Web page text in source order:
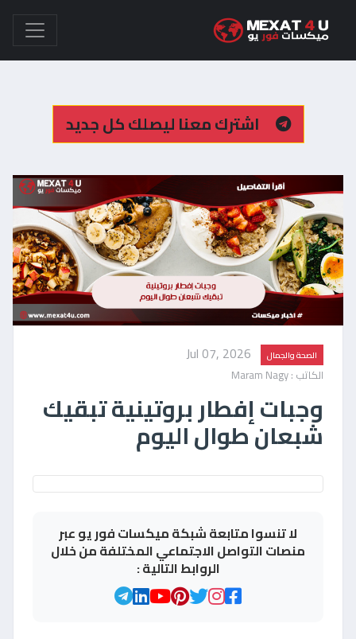
اشترك معنا ليصلك كل جديد
الصحة والجمال Jul 07, 2026
الكاتب : Maram Nagy
وجبات إفطار بروتينية تبقيك
شبعان طوال اليوم
لا تنسوا متابعة شبكة ميكسات فور يو عبر
منصات التواصل الاجتماعي المختلفة من خلال
الروابط التالية :